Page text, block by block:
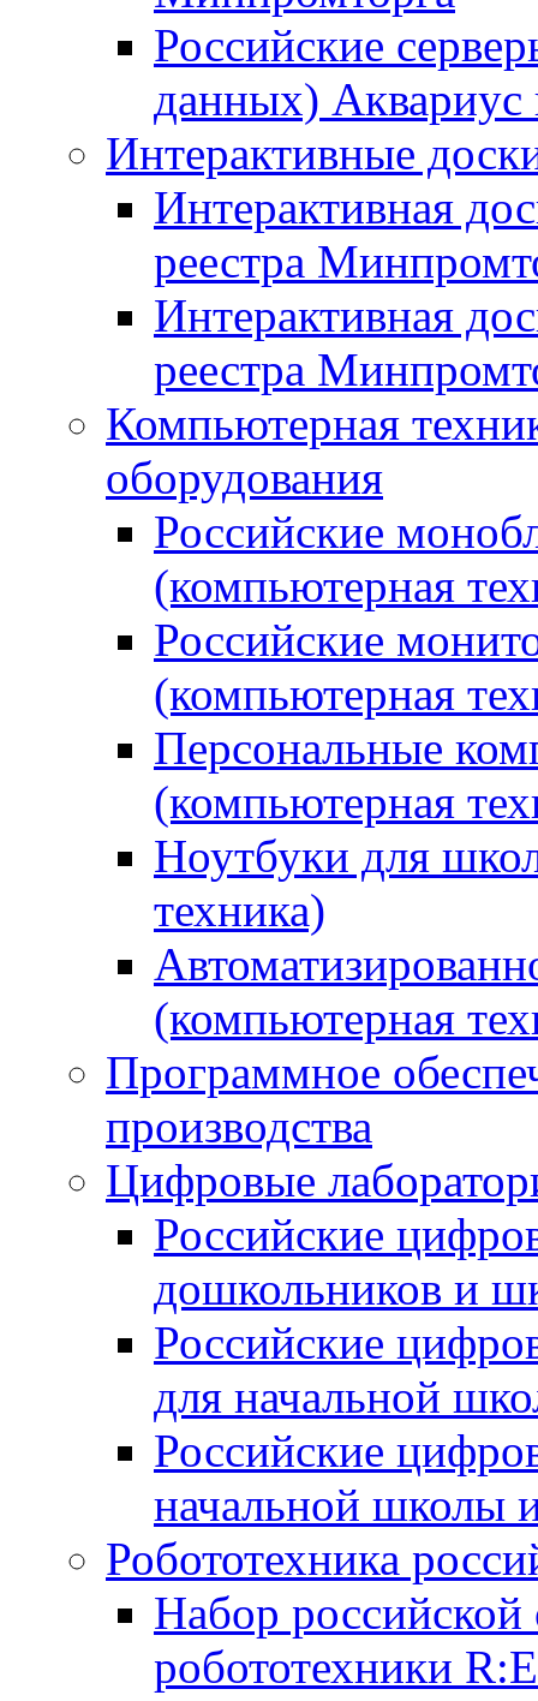
Российские
данных) Аквариус
Интерактивные
Интерактивная
реестра
Интерактивная
реестра
Компьютерная
оборудования
Российские
(компьютерная
Российские
(компьютерная
Персональные
(компьютерная
Ноутбуки для
техника)
(компьютерная
Программное
производства
Цифровые
Российские
дошкольников и
Российские
для начальной
Российские
начальной школы
Робототехника
Набор российской
робототехники